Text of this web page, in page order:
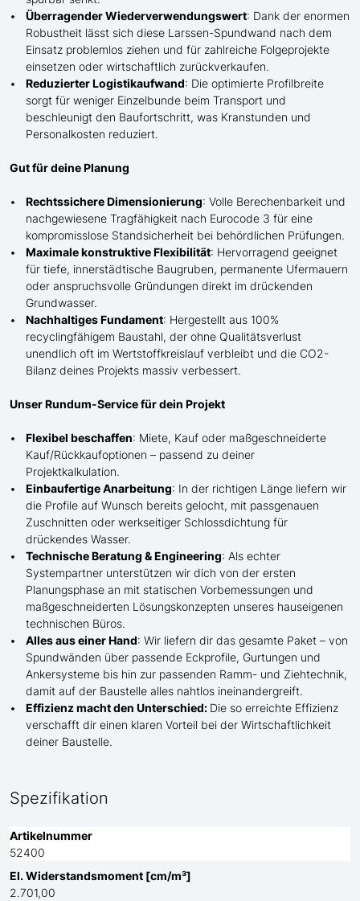
Überragender Wiederverwendungswert: Dank der enormen
Robustheit lässt sich diese Larssen-Spundwand nach dem
Einsatz problemlos ziehen und für zahlreiche Folgeprojekte
einsetzen oder wirtschaftlich zurückverkaufen.
Reduzierter Logistikaufwand: Die optimierte Profilbreite
sorgt für weniger Einzelbunde beim Transport und
beschleunigt den Baufortschritt, was Kranstunden und
Personalkosten reduziert.
Gut für deine Planung
Rechtssichere Dimensionierung: Volle Berechenbarkeit und
nachgewiesene Tragfähigkeit nach Eurocode 3 für eine
kompromisslose Standsicherheit bei behördlichen Prüfungen.
Maximale konstruktive Flexibilität: Hervorragend geeignet
für tiefe, innerstädtische Baugruben, permanente Ufermauern
oder anspruchsvolle Gründungen direkt im drückenden
Grundwasser.
Nachhaltiges Fundament: Hergestellt aus 100%
recyclingfähigem Baustahl, der ohne Qualitätsverlust
unendlich oft im Wertstoffkreislauf verbleibt und die CO2-
Bilanz deines Projekts massiv verbessert.
Unser Rundum-Service für dein Projekt
Flexibel beschaffen: Miete, Kauf oder maßgeschneiderte
Kauf/Rückkaufoptionen – passend zu deiner
Projektkalkulation.
Einbaufertige Anarbeitung: In der richtigen Länge liefern wir
die Profile auf Wunsch bereits gelocht, mit passgenauen
Zuschnitten oder werkseitiger Schlossdichtung für
drückendes Wasser.
Technische Beratung & Engineering: Als echter
Systempartner unterstützen wir dich von der ersten
Planungsphase an mit statischen Vorbemessungen und
maßgeschneiderten Lösungskonzepten unseres hauseigenen
technischen Büros.
Alles aus einer Hand: Wir liefern dir das gesamte Paket – von
Spundwänden über passende Eckprofile, Gurtungen und
Ankersysteme bis hin zur passenden Ramm- und Ziehtechnik,
damit auf der Baustelle alles nahtlos ineinandergreift.
Effizienz macht den Unterschied: Die so erreichte Effizienz
verschafft dir einen klaren Vorteil bei der Wirtschaftlichkeit
deiner Baustelle.
Spezifikation
Artikelnummer
52400
El. Widerstandsmoment [cm/m³]
2.701,00